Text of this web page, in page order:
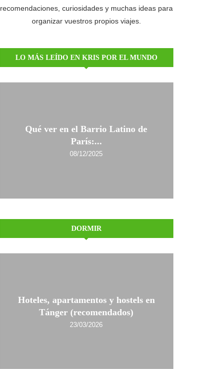
recomendaciones, curiosidades y muchas ideas para
organizar vuestros propios viajes.
LO MÁS LEÍDO EN KRIS POR EL MUNDO
Qué ver en el Barrio Latino de
París:...
08/12/2025
DORMIR
Hoteles, apartamentos y hostels en
Tánger (recomendados)
23/03/2026